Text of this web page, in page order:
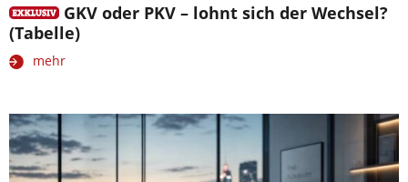
GKV oder PKV – lohnt sich der Wechsel?
(Tabelle)
mehr